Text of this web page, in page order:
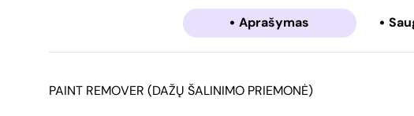
Aprašymas
PAINT REMOVER (DAŽŲ ŠALINIMO PRIEMONĖ)